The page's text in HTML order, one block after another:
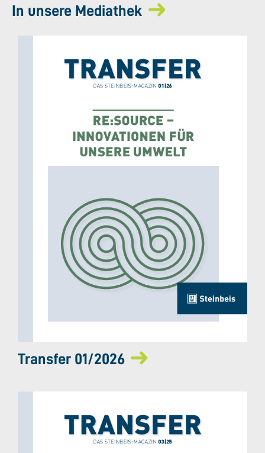
In unsere Mediathek
Transfer 01/2026